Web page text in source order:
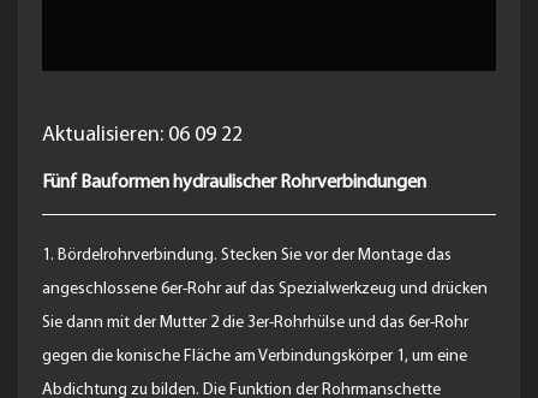
Aktualisieren: 06 09 22
Fünf Bauformen hydraulischer Rohrverbindungen
1. Bördelrohrverbindung. Stecken Sie vor der Montage das
angeschlossene 6er-Rohr auf das Spezialwerkzeug und drücken
Sie dann mit der Mutter 2 die 3er-Rohrhülse und das 6er-Rohr
gegen die konische Fläche am Verbindungskörper 1, um eine
Abdichtung zu bilden. Die Funktion der Rohrmanschette